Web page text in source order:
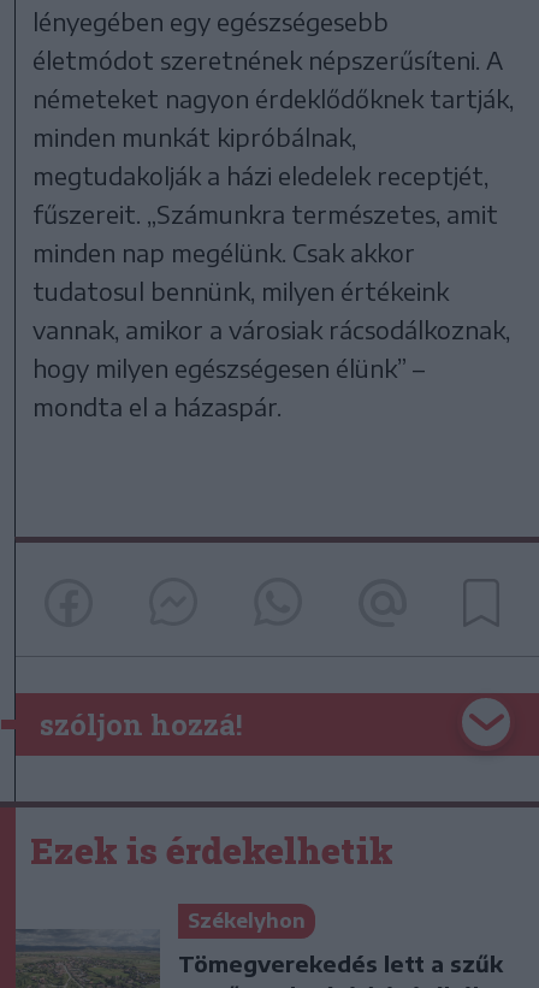
lényegében egy egészségesebb
életmódot szeretnének népszerűsíteni. A
németeket nagyon érdeklődőknek tartják,
minden munkát kipróbálnak,
megtudakolják a házi eledelek receptjét,
fűszereit. „Számunkra természetes, amit
minden nap megélünk. Csak akkor
tudatosul bennünk, milyen értékeink
vannak, amikor a városiak rácsodálkoznak,
hogy milyen egészségesen élünk” –
mondta el a házaspár.
szóljon hozzá!
Ezek is érdekelhetik
Székelyhon
Tömegverekedés lett a szűk